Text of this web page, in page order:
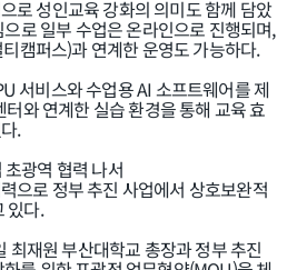
로 성인교육 강화의 의미도 함께 담았
로 일부 수업은 온라인으로 진행되며,
캠퍼스)과 연계한 운영도 가능하다.
서비스와 수업용 AI 소프트웨어를 제
와 연계한 실습 환경을 통해 교육 효
.
광역 협력 나서
으로 정부 추진 사업에서 상호보완적
있다.
최재원 부산대학교 총장과 정부 추진